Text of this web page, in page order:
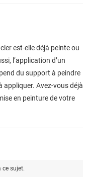
est-elle déjà peinte ou
l’application d’un
du support à peindre
appliquer. Avez-vous déjà
en peinture de votre
ce sujet.